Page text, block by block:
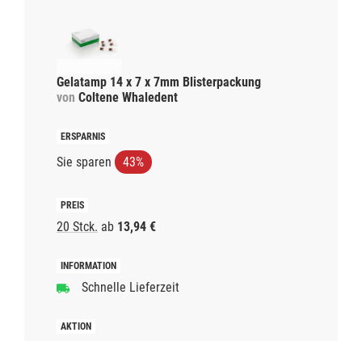
Gelatamp 14 x 7 x 7mm Blisterpackung
von Coltene Whaledent
Sie sparen 43%
20 Stck. ab 13,94 €
Schnelle Lieferzeit